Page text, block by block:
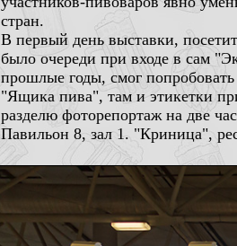
стран.
В первый день выставки,
было очереди при входе в сам
прошлые годы, смог
"Ящика пива", там и этикетки
разделю фоторепортаж на две
Павильон 8, зал 1. "Криница",